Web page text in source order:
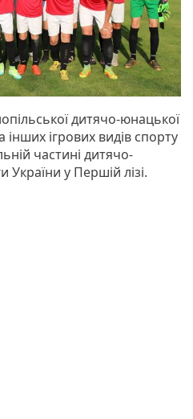
дитячо-юнацької
ігрових видів спорту
частині дитячо-
України у Першій лізі.